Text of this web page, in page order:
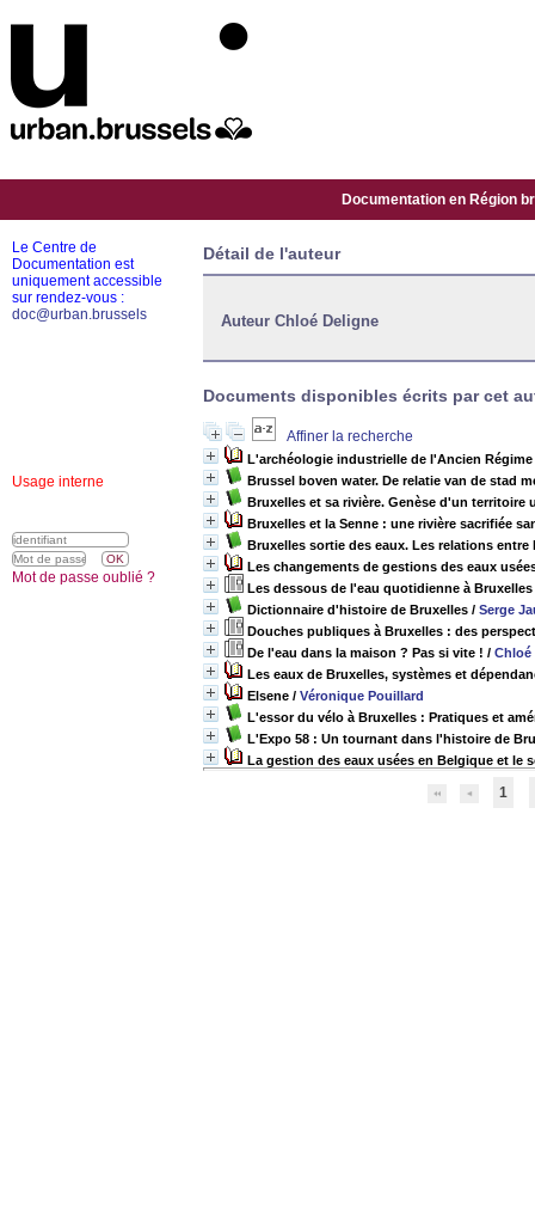
Documentation en Région
Détail de l'auteur
Auteur Chloé Deligne
Documents disponibles écrits par cet
Affiner la recherche
L'archéologie industrielle de l'Ancien Régime
Brussel boven water. De relatie van de stad
Bruxelles et sa rivière. Genèse d'un territoire
Bruxelles et la Senne : une rivière sacrifiée
Bruxelles sortie des eaux. Les relations
Les changements de gestions des eaux
Les dessous de l'eau quotidienne à
Dictionnaire d'histoire de Bruxelles / Serge
Douches publiques à Bruxelles : des
De l'eau dans la maison ? Pas si vite ! / Chloé
Les eaux de Bruxelles, systèmes et
Elsene / Véronique Pouillard
L'essor du vélo à Bruxelles : Pratiques et
L'Expo 58 : Un tournant dans l'histoire de
La gestion des eaux usées en Belgique et le
1
Le Centre de
Documentation est
uniquement accessible
sur rendez-vous :
doc@urban.brussels
Usage interne
Mot de passe oublié ?